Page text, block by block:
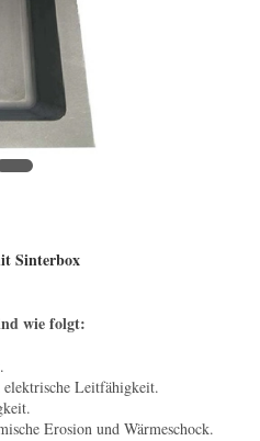
Sinterbox
wie folgt:
elektrische Leitfähigkeit.
Erosion und Wärmeschock.